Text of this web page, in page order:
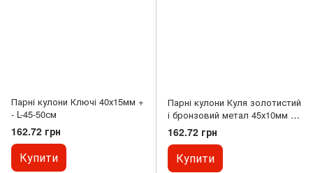
Парні кулони Ключі 40х15мм +
- L-45-50см
162.72 грн
Купити
Парні кулони Куля золотистий
і бронзовий метал 45х10мм + -
L-45-50см
162.72 грн
Купити